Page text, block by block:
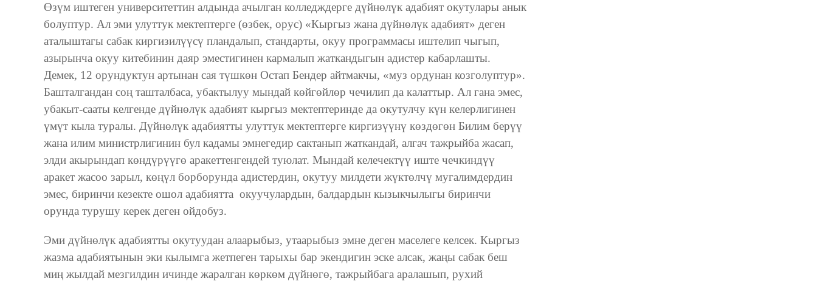
Өзүм иштеген университеттин алдында ачылган колледждерге дүйнөлүк адабият окутулары анык
болуптур. Ал эми улуттук мектептерге (өзбек, орус) «Кыргыз жана дүйнөлүк адабият» деген
аталыштагы сабак киргизилүүсү пландалып, стандарты, окуу программасы иштелип чыгып,
азырынча окуу китебинин даяр эместигинен кармалып жаткандыгын адистер кабарлашты.
Демек, 12 орундуктун артынан сая түшкөн Остап Бендер айтмакчы, «муз ордунан козголуптур».
Башталгандан соң ташталбаса, убактылуу мындай көйгөйлөр чечилип да калаттыр. Ал гана эмес,
убакыт-сааты келгенде дүйнөлүк адабият кыргыз мектептеринде да окутулчу күн келерлигинен
үмүт кыла туралы. Дүйнөлүк адабиятты улуттук мектептерге киргизүүнү көздөгөн Билим берүү
жана илим министрлигинин бул кадамы эмнегедир сактанып жаткандай, алгач тажрыйба жасап,
элди акырындап көндүрүүгө аракеттенгендей туюлат. Мындай келечектүү иште чечкиндүү
аракет жасоо зарыл, көңүл борборунда адистердин, окутуу милдети жүктөлчү мугалимдердин
эмес, биринчи кезекте ошол адабиятта окуучулардын, балдардын кызыкчылыгы биринчи
орунда турушу керек деген ойдобуз.
Эми дүйнөлүк адабиятты окутуудан алаарыбыз, утаарыбыз эмне деген маселеге келсек. Кыргыз
жазма адабиятынын эки кылымга жетпеген тарыхы бар экендигин эске алсак, жаңы сабак беш
миң жылдай мезгилдин ичинде жаралган көркөм дүйнөгө, тажрыйбага аралашып, рухий